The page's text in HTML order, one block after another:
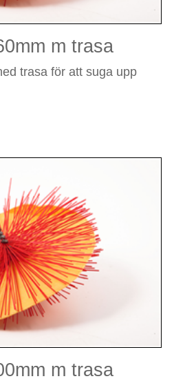
m trasa
trasa för att suga upp
m trasa